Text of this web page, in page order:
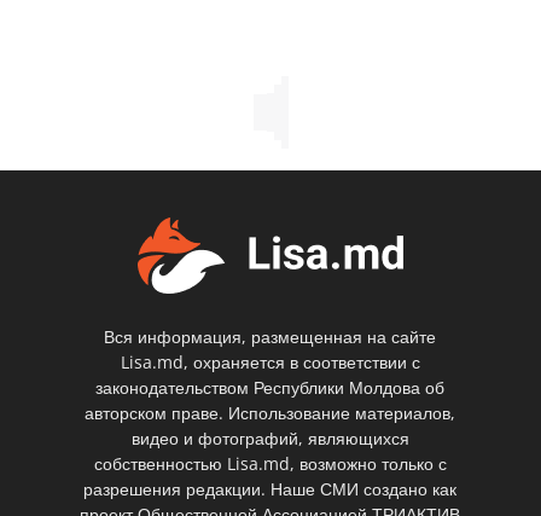
Вся информация, размещенная на сайте
Lisa.md, охраняется в соответствии с
законодательством Республики Молдова об
авторском праве. Использование материалов,
видео и фотографий, являющихся
собственностью Lisa.md, возможно только с
разрешения редакции. Наше СМИ создано как